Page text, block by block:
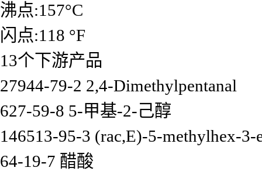
沸点:157°C
闪点:118 °F
13个下游产品
27944-79-2 2,4-Dimethylpentanal
627-59-8 5-甲基-2-己醇
146513-95-3 (rac,E)-5-methylhex-3-
64-19-7 醋酸